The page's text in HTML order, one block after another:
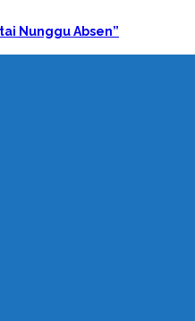
Nunggu Absen”